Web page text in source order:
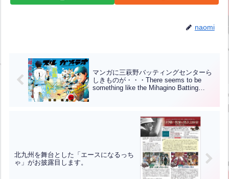
naomi
マンガに三萩野バッティングセンターら
しきものが・・・There seems to be
something like the Mihagino Batting
北九州を舞台とした「エースになるっち
ゃ」がお披露目します。